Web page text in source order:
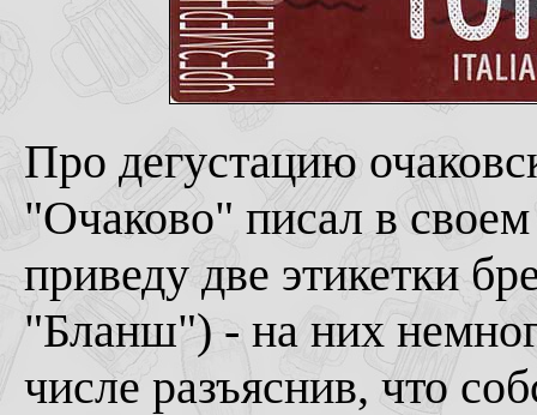
Про дегустацию
"Очаково" писал в
приведу две этикетки
"Бланш") - на них
числе разъяснив, что